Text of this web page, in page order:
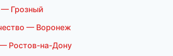
Грозный
— Воронеж
Ростов-на-Дону